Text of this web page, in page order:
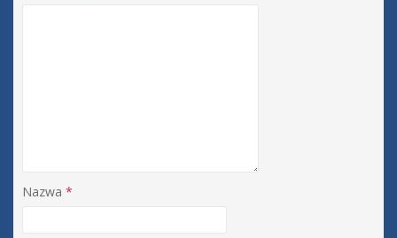
Nazwa *